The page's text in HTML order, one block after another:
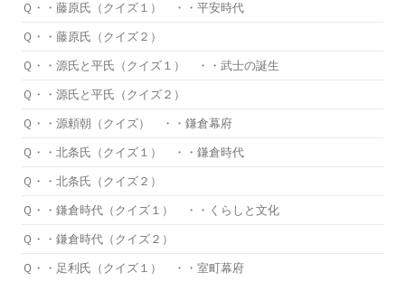
Ｑ・・藤原氏（クイズ１） ・・平安時代
Ｑ・・藤原氏（クイズ２）
Ｑ・・源氏と平氏（クイズ１） ・・武士の誕生
Ｑ・・源氏と平氏（クイズ２）
Ｑ・・源頼朝（クイズ） ・・鎌倉幕府
Ｑ・・北条氏（クイズ１） ・・鎌倉時代
Ｑ・・北条氏（クイズ２）
Ｑ・・鎌倉時代（クイズ１） ・・くらしと文化
Ｑ・・鎌倉時代（クイズ２）
Ｑ・・足利氏（クイズ１） ・・室町幕府